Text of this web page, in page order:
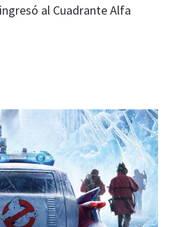
al Cuadrante Alfa